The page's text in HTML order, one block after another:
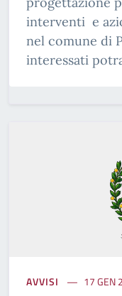
interventi e
nel comune di
interessati
AVVISI 17 GEN